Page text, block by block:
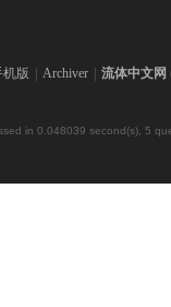
机版 Archiver 流体中文网
in 0.048039 second(s), 5